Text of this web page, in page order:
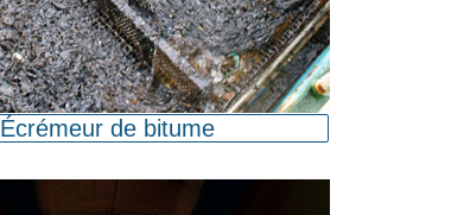
Écrémeur de bitume